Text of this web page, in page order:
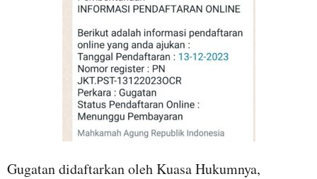
Gugatan didaftarkan oleh Kuasa Hukumnya,